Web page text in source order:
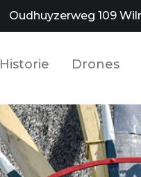
Oudhuyzerweg 109
Historie Drones